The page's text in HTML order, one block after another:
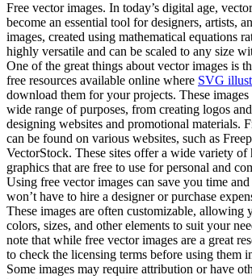
Free vector images. In today’s digital age,
become an essential tool for designers, artists,
images, created using mathematical equations
highly versatile and can be scaled to any size
One of the great things about vector images is
free resources available online where SVG
download them for your projects. These images
wide range of purposes, from creating logos
designing websites and promotional materials.
can be found on various websites, such as
VectorStock. These sites offer a wide variety
graphics that are free to use for personal and
Using free vector images can save you time
won’t have to hire a designer or purchase
These images are often customizable, allowing
colors, sizes, and other elements to suit your
note that while free vector images are a great
to check the licensing terms before using them
Some images may require attribution or have